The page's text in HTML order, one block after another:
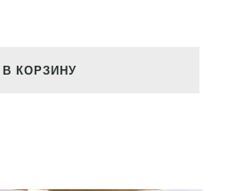
В КОРЗИНУ